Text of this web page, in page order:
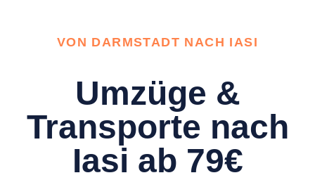
VON DARMSTADT NACH IASI
Umzüge &
Transporte nach
Iasi ab 79€